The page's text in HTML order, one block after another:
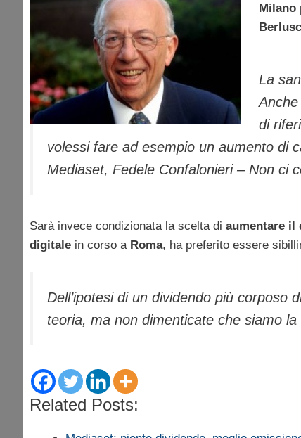
Milano
La
Anche
di
volessi fare ad esempio un aumento di
Mediaset, Fedele Confalonieri – Non ci
Sarà invece condizionata la scelta di aumentare il
digitale in corso a Roma, ha preferito essere
Dell’ipotesi di un dividendo più corposo
teoria, ma non dimenticate che siamo
Related Posts: